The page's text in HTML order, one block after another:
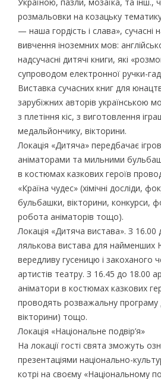
розмальовки на козацьку
— наша гордість і слава», сучасні
вивчення іноземних мов:
надсучасні дитячі книги, які
супроводом електронної ручки-
Виставка сучасних книг для
зарубіжних авторів українською
з плетіння кіс, з виготовлення
медальйончику, вікторини.
Локація «Дитяча» передбачає
аніматорами та мильними
в костюмах казкових героїв
«Країна чудес» (хімічні досліди,
бульбашки, вікторини, конкурси,
робота аніматорів тощо).
Локація «Дитяча вистава». З
лялькова вистава для найменших
вередливу гусеницю і закоханого
артистів театру. З 16.45 до 18.00
аніматори в костюмах казкових
проводять розважальну програму
вікторини) тощо.
Локація «Національне подвір’я»
На локації гості свята зможуть
презентаціями національно-
котрі на своєму «Національному